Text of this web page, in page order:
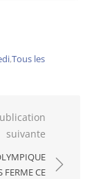
,Tous les
suivante
FERME CE